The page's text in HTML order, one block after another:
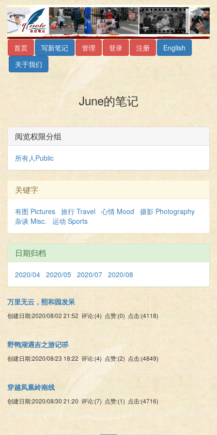
首页 写新笔记 管理 登录 注册
English
关于我们
June的笔记
阅览权限分组
所有人Public
关键字
有图 Pictures 旅行 Travel 心情 Mood 摄影 Photography
杂谈 Misc. 运动 Sports
日期归档
2020/04 2020/05 2020/07 2020/08
万里无云，熙和园发呆
创建日期:2020/08/02 21:52 评论:(4) 点赞:(0) 点击:(4118)
野鸭湖遇吉之游记🤣
创建日期:2020/08/23 18:22 评论:(4) 点赞:(2) 点击:(4849)
穿越凤凰岭南线
创建日期:2020/08/30 21:20 评论:(7) 点赞:(1) 点击:(4716)